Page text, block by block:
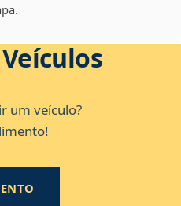
um veículo?